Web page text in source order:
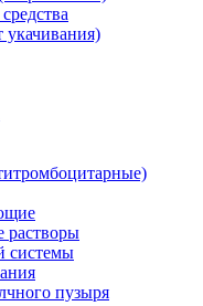
укачивания)
системы
пузыря